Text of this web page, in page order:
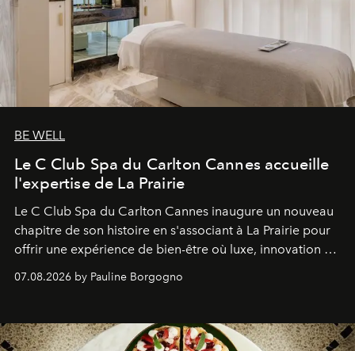
BE WELL
Le C Club Spa du Carlton Cannes accueille
l'expertise de La Prairie
Le C Club Spa du Carlton Cannes inaugure un nouveau
chapitre de son histoire en s'associant à La Prairie pour
offrir une expérience de bien-être où luxe, innovation et
07.08.2026 by Pauline Borgogno